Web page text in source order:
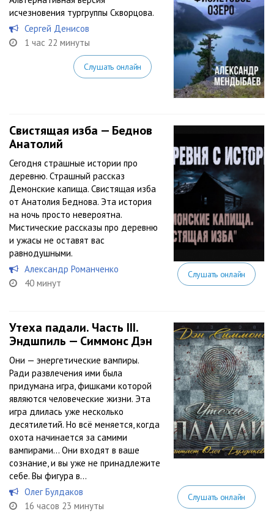
исчезновения тургруппы Скворцова.
Сергей Денисов
1 час 22 минуты
Слушать онлайн
Свистящая изба — Беднов
Анатолий
Сегодня страшные истории про
деревню. Страшный рассказ
Демонские капища. Свистящая изба
от Анатолия Беднова. Эта история
на ночь просто невероятна.
Мистические рассказы про деревню
и ужасы не оставят вас
равнодушными.
Александр Романченко
40 минут
Слушать онлайн
Утеха падали. Часть III.
Эндшпиль — Симмонс Дэн
Они — энергетические вампиры.
Ради развлечения ими была
придумана игра, фишками которой
являются человеческие жизни. Эта
игра длилась уже несколько
десятилетий. Но всё меняется, когда
охота начинается за самими
вампирами… Они входят в ваше
сознание, и вы уже не принадлежите
себе. Вы фигура в...
Олег Булдаков
16 часов 23 минуты
Слушать онлайн